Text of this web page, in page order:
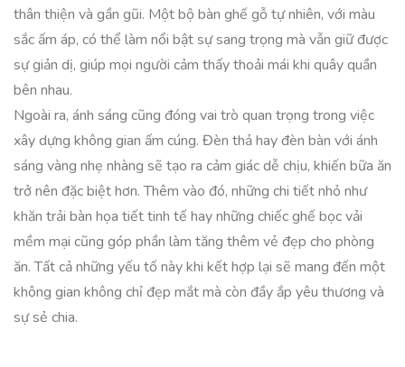
thân thiện và gần gũi. Một bộ bàn ghế gỗ tự nhiên, với màu
sắc ấm áp, có thể làm nổi bật sự sang trọng mà vẫn giữ được
sự giản dị, giúp mọi người cảm thấy thoải mái khi quây quần
bên nhau.
Ngoài ra, ánh sáng cũng đóng vai trò quan trọng trong việc
xây dựng không gian ấm cúng. Đèn thả hay đèn bàn với ánh
sáng vàng nhẹ nhàng sẽ tạo ra cảm giác dễ chịu, khiến bữa ăn
trở nên đặc biệt hơn. Thêm vào đó, những chi tiết nhỏ như
khăn trải bàn họa tiết tinh tế hay những chiếc ghế bọc vải
mềm mại cũng góp phần làm tăng thêm vẻ đẹp cho phòng
ăn. Tất cả những yếu tố này khi kết hợp lại sẽ mang đến một
không gian không chỉ đẹp mắt mà còn đầy ắp yêu thương và
sự sẻ chia.